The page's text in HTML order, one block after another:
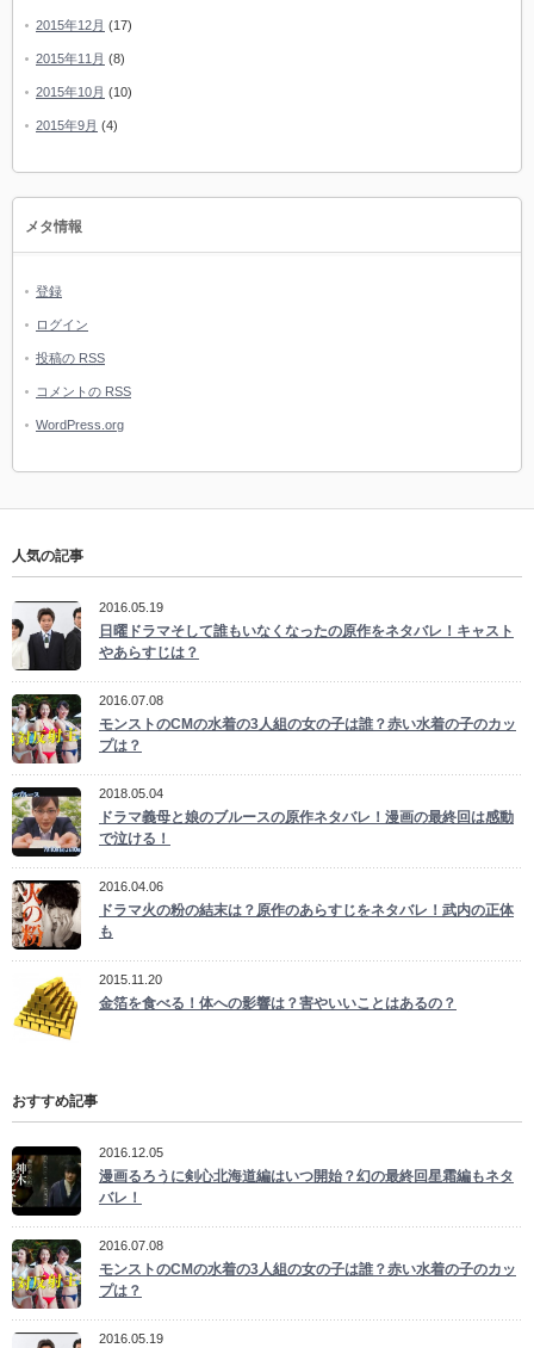
2015年12月 (17)
2015年11月 (8)
2015年10月 (10)
2015年9月 (4)
メタ情報
登録
ログイン
投稿の RSS
コメントの RSS
WordPress.org
人気の記事
2016.05.19
日曜ドラマそして誰もいなくなったの原作をネタバレ！キャスト
やあらすじは？
2016.07.08
モンストのCMの水着の3人組の女の子は誰？赤い水着の子のカッ
プは？
2018.05.04
ドラマ義母と娘のブルースの原作ネタバレ！漫画の最終回は感動
で泣ける！
2016.04.06
ドラマ火の粉の結末は？原作のあらすじをネタバレ！武内の正体
も
2015.11.20
金箔を食べる！体への影響は？害やいいことはあるの？
おすすめ記事
2016.12.05
漫画るろうに剣心北海道編はいつ開始？幻の最終回星霜編もネタ
バレ！
2016.07.08
モンストのCMの水着の3人組の女の子は誰？赤い水着の子のカッ
プは？
2016.05.19